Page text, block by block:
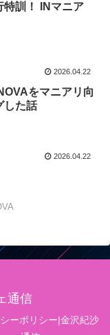
特訓！ INマニア
2026.04.22
をマニアリ向
した話
2026.04.22
通信
ーポリシー|金沢紀沙